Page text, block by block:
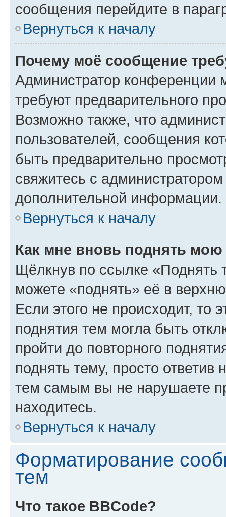
сообщения перейдите в
Вернуться к началу
Почему моё сообщение
Администратор конференции
требуют предварительного
Возможно также, что
пользователей, сообщения
быть предварительно
свяжитесь с
дополнительной информации.
Вернуться к началу
Как мне вновь поднять мою
Щёлкнув по ссылке «Поднять
можете «поднять» её в
Если этого не происходит, то
поднятия тем могла быть
пройти до повторного
поднять тему, просто ответив
тем самым вы не нарушаете
находитесь.
Вернуться к началу
Форматирование
тем
Что такое BBCode?